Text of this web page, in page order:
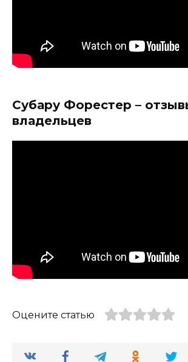
Субару Форестер –
владельцев
Оцените статью